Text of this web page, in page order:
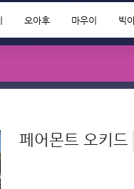
오아후 마우이 빅
페어몬트 오키드